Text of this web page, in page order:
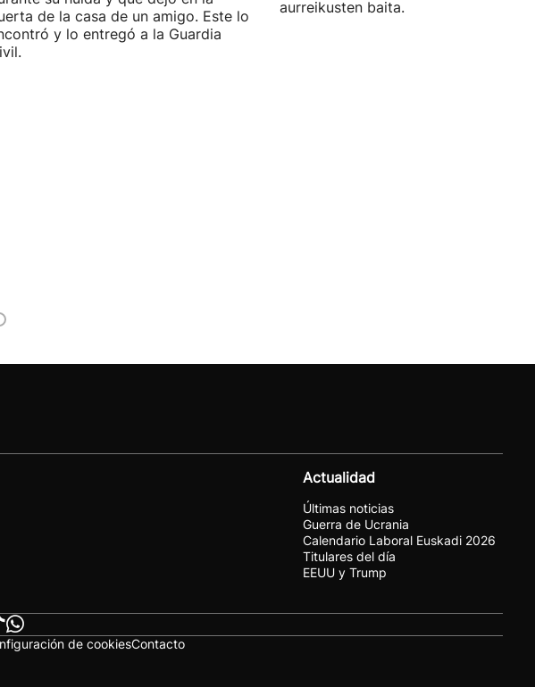
de la casa de un amigo. Este lo
y lo entregó a la Guardia
aurreikusten baita.
Actualidad
Últimas noticias
Guerra de Ucrania
Calendario Laboral Euskadi 2026
Titulares del día
EEUU y Trump
de cookiesContacto